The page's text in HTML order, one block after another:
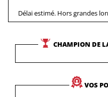
Délai estimé. Hors grandes
CHAMPION DE
VOS